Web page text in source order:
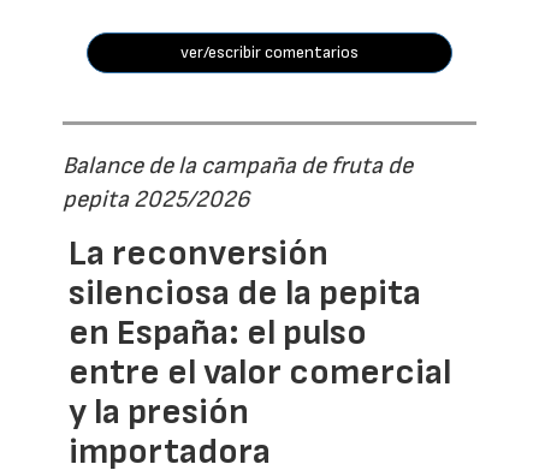
ver/escribir comentarios
Balance de la campaña de fruta de
pepita 2025/2026
La reconversión
silenciosa de la pepita
en España: el pulso
entre el valor comercial
y la presión
importadora